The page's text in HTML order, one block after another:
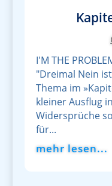
I'M THE
"Dreimal Nein
Thema im
kleiner Ausflug
Widersprüche
für...
mehr lesen...